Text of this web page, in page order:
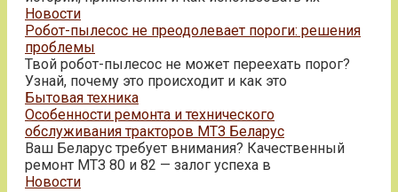
Новости
Робот-пылесос не преодолевает пороги: решения
проблемы
Твой робот-пылесос не может переехать порог?
Узнай, почему это происходит и как это
Бытовая техника
Особенности ремонта и технического
обслуживания тракторов МТЗ Беларус
Ваш Беларус требует внимания? Качественный
ремонт МТЗ 80 и 82 — залог успеха в
Новости